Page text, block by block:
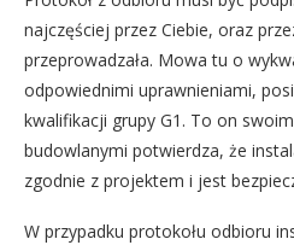
najczęściej przez Ciebie, oraz
przeprowadzała. Mowa tu o
odpowiednimi uprawnieniami,
kwalifikacji grupy G1. To on
budowlanymi potwierdza, że
zgodnie z projektem i jest
W przypadku protokołu odbioru